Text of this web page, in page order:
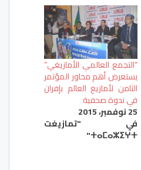
“التجمع العالمي الأمازيغي”
يستعرض أهم محاور المؤتمر
الثامن لأمازيغ العالم بإفران
في ندوة صحفية
25 نوفمبر، 2015
في "تمازيغت
ⵜⴰⵎⴰⵣⵉⵖⵜ"